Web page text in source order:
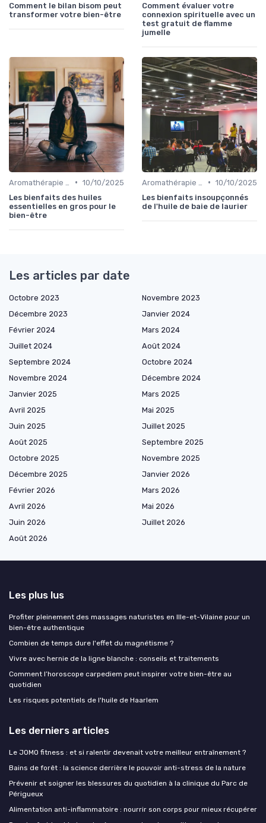
Comment le bilan bisom peut
transformer votre bien-être
Comment évaluer votre
connexion spirituelle avec un
test gratuit de flamme
jumelle
• 10/10/2025
Les bienfaits des huiles
essentielles en gros pour le
bien-être
• 10/10/2025
Les bienfaits insoupçonnés
de l'huile de baie de laurier
Les articles par date
Octobre 2023
Novembre 2023
Décembre 2023
Janvier 2024
Février 2024
Mars 2024
Juillet 2024
Août 2024
Septembre 2024
Octobre 2024
Novembre 2024
Décembre 2024
Janvier 2025
Mars 2025
Avril 2025
Mai 2025
Juin 2025
Juillet 2025
Août 2025
Septembre 2025
Octobre 2025
Novembre 2025
Décembre 2025
Janvier 2026
Février 2026
Mars 2026
Avril 2026
Mai 2026
Juin 2026
Juillet 2026
Août 2026
Les plus lus
Profiter pleinement des massages naturistes en Ille-et-Vilaine pour un
bien-être authentique
Combien de temps dure l'effet du magnétisme ?
Vivre avec hernie de la ligne blanche : conseils et traitements
Comment l’horoscope carpediem peut inspirer votre bien-être au
quotidien
Les risques potentiels de l'huile de Haarlem
Les derniers articles
Le JOMO fitness : et si ralentir devenait votre meilleur entraînement ?
Bains de forêt : la science derrière le pouvoir anti-stress de la nature
Prévenir et soigner les blessures du quotidien à la clinique du Parc de
Périgueux
Alimentation anti-inflammatoire : nourrir son corps pour mieux récupérer